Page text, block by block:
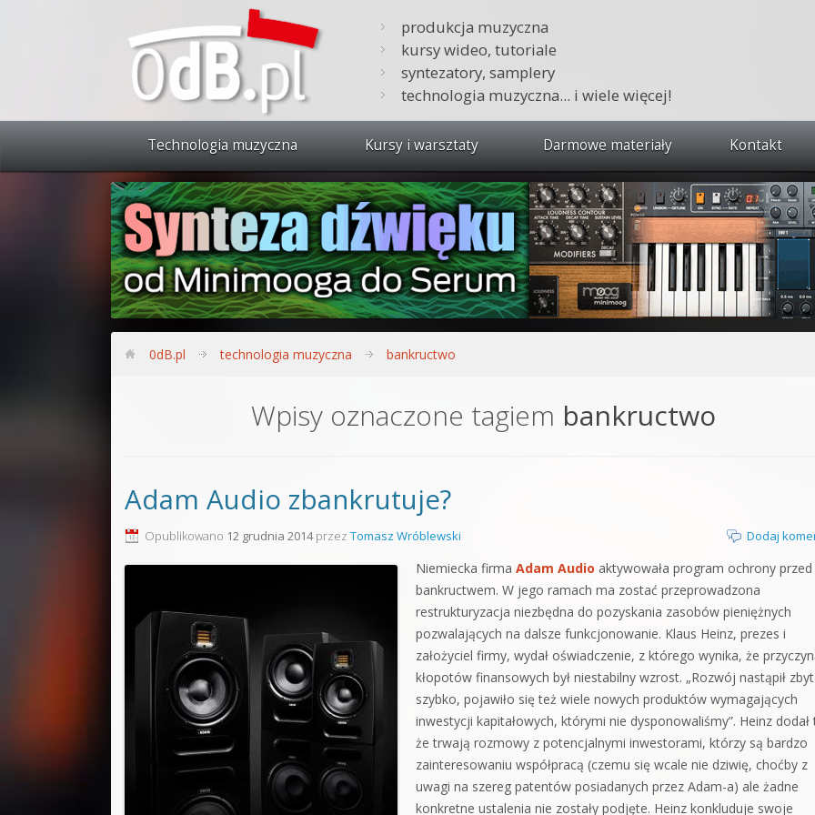
produkcja muzyczna
kursy wideo, tutoriale
syntezatory, samplery
technologia muzyczna... i wiele więcej!
Technologia muzyczna Kursy i warsztaty
Zobacz wszystkie kursy i warsztaty
Synteza dźwięku 🔥
Produkcja muzyczna w praktyce
Bitwig Studio od podstaw
Sound Forge od podstaw
Kontakt 5 Kompendium
Pakiety
Darmowe materiały Kontakt
0dB.pl technologia muzyczna bankructwo
Wpisy oznaczone tagiem bankructwo
Adam Audio zbankrutuje?
Opublikowano 12 grudnia 2014przez Tomasz Wróblewski Dodaj
Niemiecka firma Adam Audio aktywowała program ochrony przed
bankructwem. W jego ramach ma zostać przeprowadzona
restrukturyzacja niezbędna do pozyskania zasobów pieniężnych
pozwalających na dalsze funkcjonowanie. Klaus Heinz, prezes i
założyciel firmy, wydał oświadczenie, z którego wynika, że
kłopotów finansowych był niestabilny wzrost. „Rozwój nastąpił zbyt
szybko, pojawiło się też wiele nowych produktów wymagających
inwestycji kapitałowych, którymi nie dysponowaliśmy”. Heinz dodał
że trwają rozmowy z potencjalnymi inwestorami, którzy są bardzo
zainteresowaniu współpracą (czemu się wcale nie dziwię, choćby z
uwagi na szereg patentów posiadanych przez Adam-a) ale żadne
konkretne ustalenia nie zostały podjęte. Heinz konkluduje swoje